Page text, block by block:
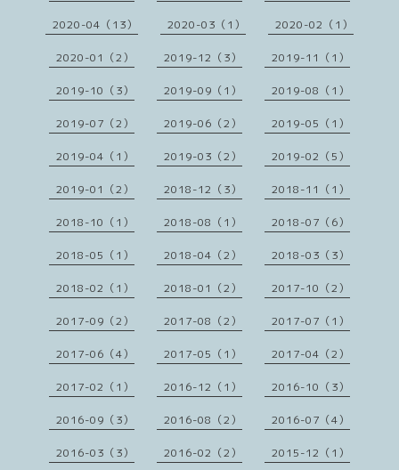
2020-04（13） 2020-03（1） 2020-02（1）
2020-01（2） 2019-12（3） 2019-11（1）
2019-10（3） 2019-09（1） 2019-08（1）
2019-07（2） 2019-06（2） 2019-05（1）
2019-04（1） 2019-03（2） 2019-02（5）
2019-01（2） 2018-12（3） 2018-11（1）
2018-10（1） 2018-08（1） 2018-07（6）
2018-05（1） 2018-04（2） 2018-03（3）
2018-02（1） 2018-01（2） 2017-10（2）
2017-09（2） 2017-08（2） 2017-07（1）
2017-06（4） 2017-05（1） 2017-04（2）
2017-02（1） 2016-12（1） 2016-10（3）
2016-09（3） 2016-08（2） 2016-07（4）
2016-03（3） 2016-02（2） 2015-12（1）